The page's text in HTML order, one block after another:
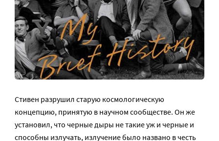
Стивен разрушил старую космологическую
концепцию, принятую в научном сообществе. Он же
установил, что черные дыры не такие уж и черные и
способны излучать, излучение было названо в честь